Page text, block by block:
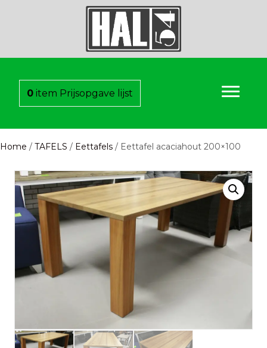
0 item Prijsopgave lijst
Home / TAFELS / Eettafels / Eettafel acaciahout 200×100